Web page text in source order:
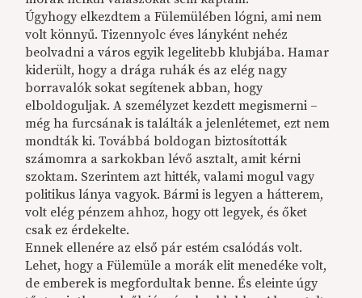
Úgyhogy elkezdtem a Fülemülében lógni, ami nem
volt könnyű. Tizennyolc éves lányként nehéz
beolvadni a város egyik legelitebb klubjába. Hamar
kiderült, hogy a drága ruhák és az elég nagy
borravalók sokat segítenek abban, hogy
elboldoguljak. A személyzet kezdett megismerni –
még ha furcsának is találták a jelenlétemet, ezt nem
mondták ki. Továbbá boldogan biztosították
számomra a sarkokban lévő asztalt, amit kérni
szoktam. Szerintem azt hitték, valami mogul vagy
politikus lánya vagyok. Bármi is legyen a hátterem,
volt elég pénzem ahhoz, hogy ott legyek, és őket
csak ez érdekelte.
Ennek ellenére az első pár estém csalódás volt.
Lehet, hogy a Fülemüle a morák elit menedéke volt,
de emberek is megfordultak benne. És eleinte úgy